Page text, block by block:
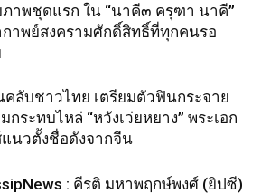
าพชุดแรก ใน “นาคี๓ ครุฑา นาคี”
าพย์สงครามศักดิ์สิทธิ์ที่ทุกคนรอ
ลับชาวไทย เตรียมตัวฟินกระจาย
กระทบไหล่ “หวังเว่ยหยาง” พระเอก
นวตั้งชื่อดังจากจีน
: คีรติ มหาพฤกษ์พงศ์ (ยิปซี)